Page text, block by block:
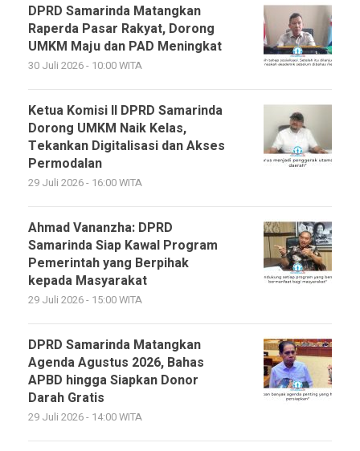
DPRD Samarinda Matangkan
Raperda Pasar Rakyat, Dorong
UMKM Maju dan PAD Meningkat
30 Juli 2026 - 10:00 WITA
Ketua Komisi II DPRD Samarinda
Dorong UMKM Naik Kelas,
Tekankan Digitalisasi dan Akses
Permodalan
29 Juli 2026 - 16:00 WITA
Ahmad Vananzha: DPRD
Samarinda Siap Kawal Program
Pemerintah yang Berpihak
kepada Masyarakat
29 Juli 2026 - 15:00 WITA
DPRD Samarinda Matangkan
Agenda Agustus 2026, Bahas
APBD hingga Siapkan Donor
Darah Gratis
29 Juli 2026 - 14:00 WITA